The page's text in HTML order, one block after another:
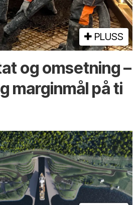
PLUSS
og omsetning –
marginmål på ti